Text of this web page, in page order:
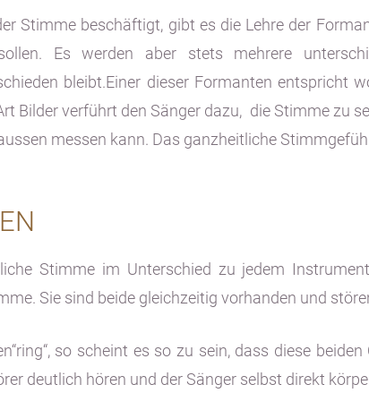
Stimme beschäftigt, gibt es die Lehre der
Es werden aber stets mehrere
bleibt.Einer dieser Formanten entspricht
Bilder verführt den Sänger dazu, die Stimme
messen kann. Das ganzheitliche
Stimme im Unterschied zu jedem
Sie sind beide gleichzeitig vorhanden und
so scheint es so zu sein, dass diese
deutlich hören und der Sänger selbst direkt